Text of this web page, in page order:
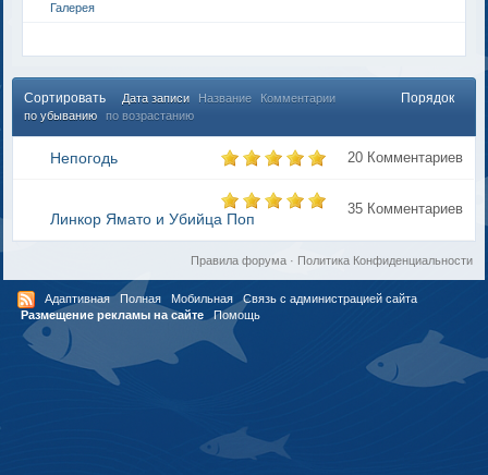
Галерея
Сортировать Дата записи Название Комментарии Порядок
по убыванию по возрастанию
Непогодь 20 Комментариев
Линкор Ямато и Убийца Поп
35 Комментариев
Политика Конфиденциальности
Правила форума·
Адаптивная Полная Мобильная
Связь с администрацией сайта
Размещение рекламы на сайте
Помощь